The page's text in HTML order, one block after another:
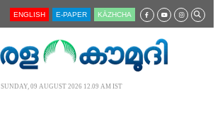
ENGLISH E-PAPER KĀZHCHA
SUNDAY, 09 AUGUST 2026 12.09 AM IST